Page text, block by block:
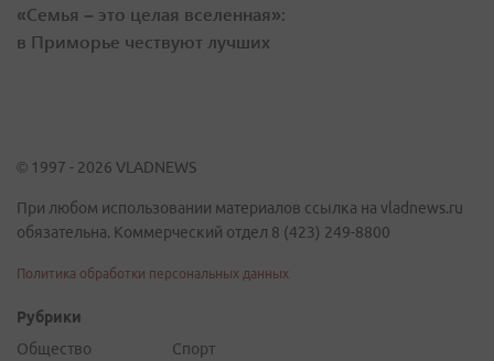
«Семья – это целая вселенная»:
в Приморье чествуют лучших
© 1997 - 2026 VLADNEWS
При любом использовании материалов ссылка на vladnews.ru
обязательна. Коммерческий отдел 8 (423) 249-8800
Политика обработки персональных данных
Рубрики
Общество
Спорт